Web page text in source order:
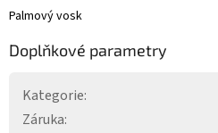
Palmový vosk
Doplňkové parametry
Kategorie:
Záruka: